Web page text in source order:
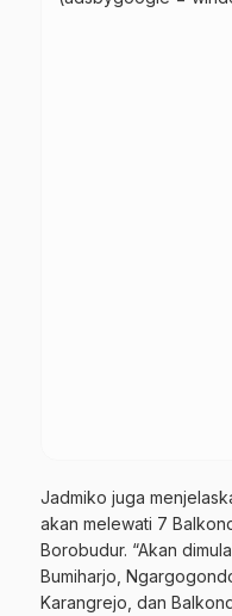
Jadmiko juga
akan melewati 7
Borobudur. “Akan
Bumiharjo,
Karangrejo, dan